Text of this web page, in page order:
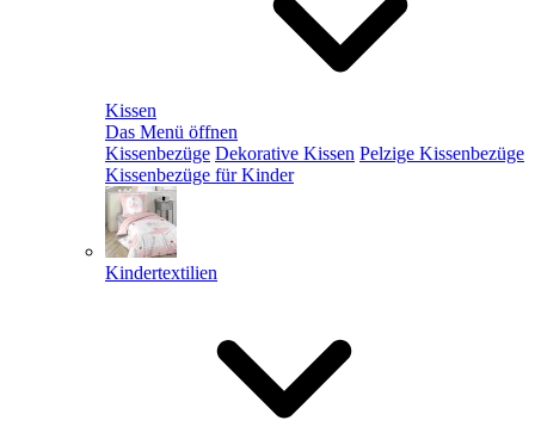
Kissen
Das Menü öffnen
Kissenbezüge Dekorative Kissen Pelzige Kissenbezüge
Kissenbezüge für Kinder
Kindertextilien